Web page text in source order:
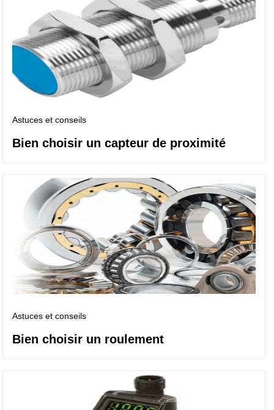
Astuces et conseils
Bien choisir un capteur de proximité
Astuces et conseils
Bien choisir un roulement